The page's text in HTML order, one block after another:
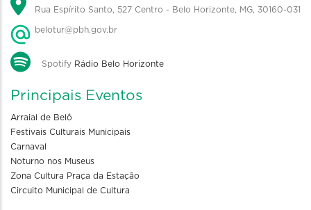
Rua Espírito Santo, 527 Centro - Belo Horizonte, MG, 30160-031
belotur@pbh.gov.br
Spotify Rádio Belo Horizonte
Principais Eventos
Arraial de Belô
Festivais Culturais Municipais
Carnaval
Noturno nos Museus
Zona Cultura Praça da Estação
Circuito Municipal de Cultura